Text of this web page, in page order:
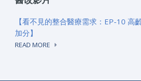
【看不見的整合醫療需求：EP-10 高
加分】
READ MORE